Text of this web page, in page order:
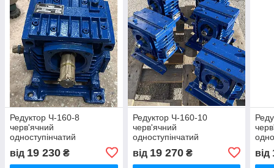
Редуктор Ч-160-8
черв'ячний
одноступінчатий
від 19 230 ₴
Редуктор Ч-160-10
черв'ячний
одноступінчатий
від 19 270₴ від